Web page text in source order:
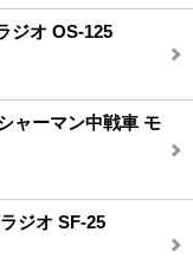
ジオ OS-125
ャーマン中戦車 モ
ジオ SF-25